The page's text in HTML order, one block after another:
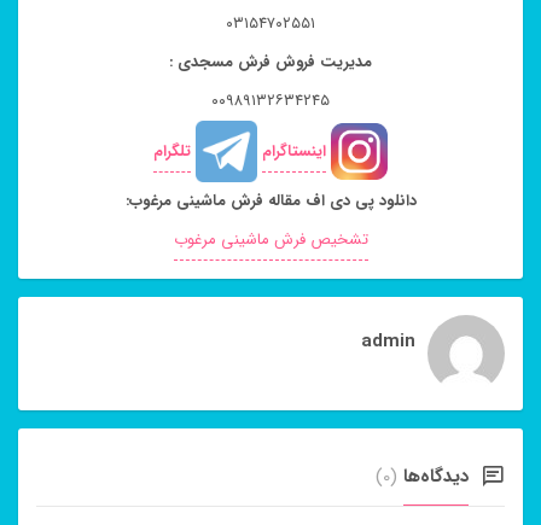
۰۳۱۵۴۷۰۲۵۵۱
مدیریت فروش فرش مسجدی :
۰۰۹۸۹۱۳۲۶۳۴۲۴۵
اینستاگرام
تلگرام
دانلود پی دی اف مقاله فرش ماشینی مرغوب:
تشخیص فرش ماشینی مرغوب
admin
دیدگاه‌ها (0)